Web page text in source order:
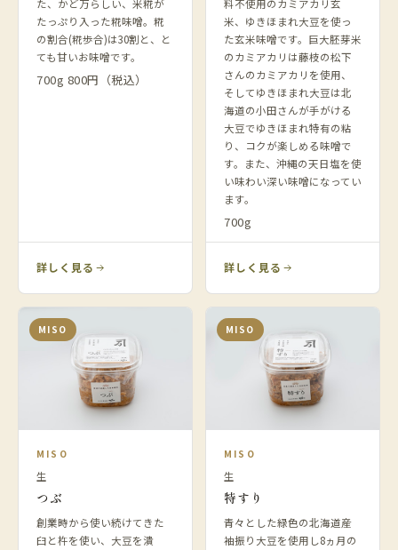
た、かど万らしい、米糀が
たっぷり入った糀味噌。糀
の割合(糀歩合)は30割と、と
ても甘いお味噌です。
700g 800円（税込）
詳しく見る
料不使用のカミアカリ玄
米、ゆきほまれ大豆を使っ
た玄米味噌です。巨大胚芽米
のカミアカリは藤枝の松下
さんのカミアカリを使用、
そしてゆきほまれ大豆は北
海道の小田さんが手がける
大豆でゆきほまれ特有の粘
り、コクが楽しめる味噌で
す。また、沖縄の天日塩を使
い味わい深い味噌になってい
ます。
700g
詳しく見る
MISO
MISO
生
つぶ
創業時から使い続けてきた
臼と杵を使い、大豆を潰
MISO
MISO
生
特すり
青々とした緑色の北海道産
袖振り大豆を使用し8ヵ月の